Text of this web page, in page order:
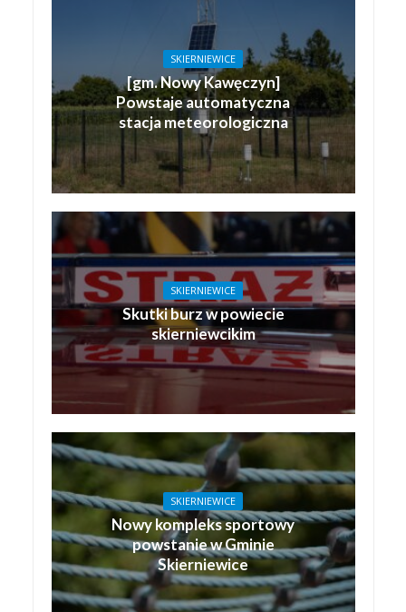
SKIERNIEWICE
[gm. Nowy Kawęczyn]
Powstaje automatyczna
stacja meteorologiczna
SKIERNIEWICE
Skutki burz w powiecie
skierniewcikim
SKIERNIEWICE
Nowy kompleks sportowy
powstanie w Gminie
Skierniewice